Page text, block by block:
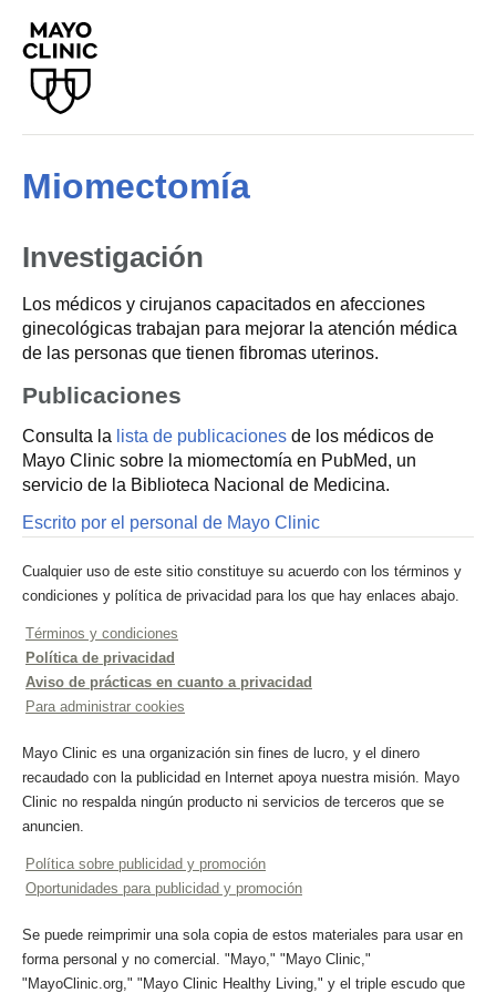
Miomectomía
Investigación
Los médicos y cirujanos capacitados en afecciones
ginecológicas trabajan para mejorar la atención médica
de las personas que tienen fibromas uterinos.
Publicaciones
Consulta la lista de publicaciones de los médicos de
Mayo Clinic sobre la miomectomía en PubMed, un
servicio de la Biblioteca Nacional de Medicina.
Escrito por el personal de Mayo Clinic
Cualquier uso de este sitio constituye su acuerdo con los términos y
condiciones y política de privacidad para los que hay enlaces abajo.
Términos y condiciones
Política de privacidad
Aviso de prácticas en cuanto a privacidad
Para administrar cookies
Mayo Clinic es una organización sin fines de lucro, y el dinero
recaudado con la publicidad en Internet apoya nuestra misión. Mayo
Clinic no respalda ningún producto ni servicios de terceros que se
anuncien.
Política sobre publicidad y promoción
Oportunidades para publicidad y promoción
Se puede reimprimir una sola copia de estos materiales para usar en
forma personal y no comercial. "Mayo," "Mayo Clinic,"
"MayoClinic.org," "Mayo Clinic Healthy Living," y el triple escudo que